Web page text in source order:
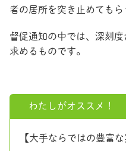
者の居所を突き止めてもら
督促通知の中では、深刻
求めるものです。
わたしがオススメ！
【大手ならではの豊富な